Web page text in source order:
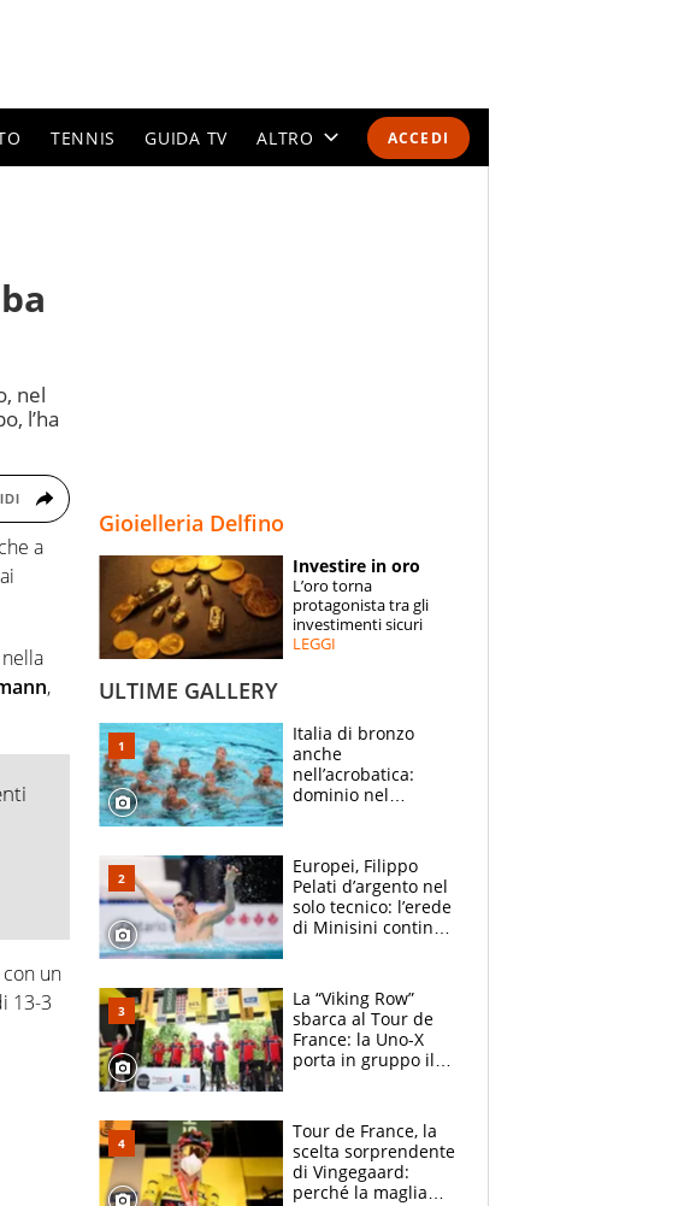
ACCEDI
TENNIS GUIDA TV ALTRO
SPECIALI
ESPERTI
nel
l’ha
che a
,
un
13-3
Gioielleria Delfino
Investire in oro
L’oro torna
protagonista tra gli
investimenti sicuri
LEGGI
ULTIME GALLERY
Italia di bronzo
anche
nell’acrobatica:
dominio nel
e compagni
continuare
Europei, Filippo
Pelati d’argento nel
solo tecnico: l’erede
di Minisini continua
mirino
La “Viking Row”
sbarca al Tour de
France: la Uno-X
porta in gruppo il
compagni
Tour de France, la
scelta sorprendente
di Vingegaard:
perché la maglia